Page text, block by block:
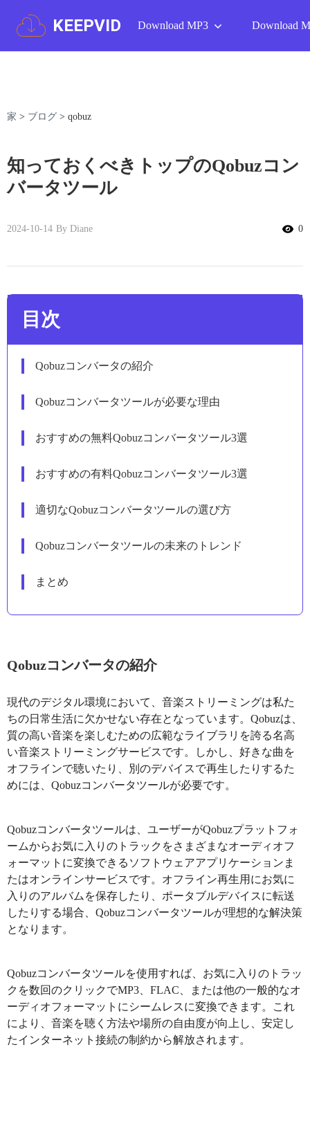
KEEPVID Download MP3 Download
家 > ブログ > qobuz
知っておくべきトップのQobuzコン
バータツール
2024-10-14 By Diane 0
目次
Qobuzコンバータの紹介
Qobuzコンバータツールが必要な理由
おすすめの無料Qobuzコンバータツール3選
おすすめの有料Qobuzコンバータツール3選
適切なQobuzコンバータツールの選び方
Qobuzコンバータツールの未来のトレンド
まとめ
Qobuzコンバータの紹介
現代のデジタル環境において、音楽ストリーミングは私た
ちの日常生活に欠かせない存在となっています。Qobuzは、
質の高い音楽を楽しむための広範なライブラリを誇る名高
い音楽ストリーミングサービスです。しかし、好きな曲を
オフラインで聴いたり、別のデバイスで再生したりするた
めには、Qobuzコンバータツールが必要です。
Qobuzコンバータツールは、ユーザーがQobuzプラットフォ
ームからお気に入りのトラックをさまざまなオーディオフ
ォーマットに変換できるソフトウェアアプリケーションま
たはオンラインサービスです。オフライン再生用にお気に
入りのアルバムを保存したり、ポータブルデバイスに転送
したりする場合、Qobuzコンバータツールが理想的な解決策
となります。
Qobuzコンバータツールを使用すれば、お気に入りのトラッ
クを数回のクリックでMP3、FLAC、または他の一般的なオ
ーディオフォーマットにシームレスに変換できます。これ
により、音楽を聴く方法や場所の自由度が向上し、安定し
たインターネット接続の制約から解放されます。